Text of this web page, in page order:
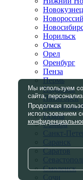
Норильск
Омск
Орел
Оренбург
Пенза
Пермь
Подольск
Пятигорск
Ростов-на-
Рязань
Самара
Санкт-
Саранск
Саратов
Севастополь
Смоленск
Сочи
Мы используем
сайта,
Продолжая
использованием